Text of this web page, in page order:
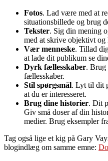
Fotos. Lad være med at
situationsbillede og brug
Tekster. Sig din mening
med at skrive objektivt og
Vær menneske. Tillad
at lade dit publikum se
Dyrk fællesskaber. Brug
fællesskaber.
Stil spørgsmål. Lyt til dit
at du er interesseret.
Brug dine historier. Dit
Giv små doser af din
medier. Brug eksempler
Tag også lige et kig på Gary
blogindlæg om samme emne: